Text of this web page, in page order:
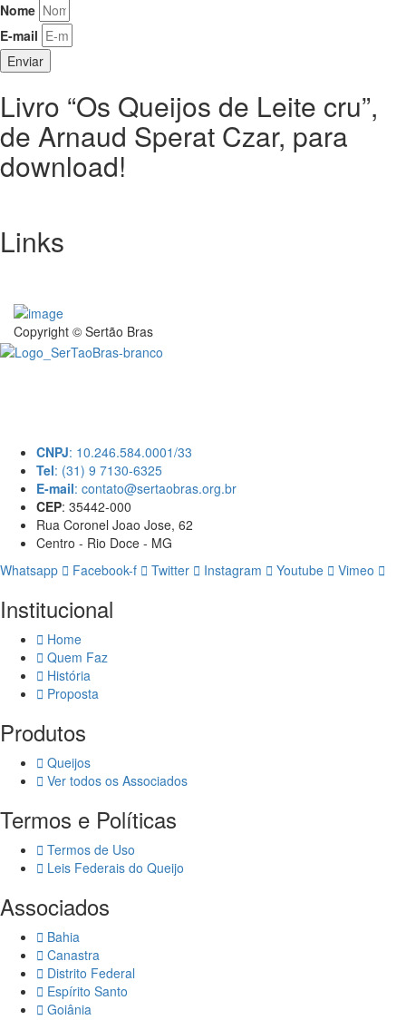
Nome
E-mail
Enviar
Livro “Os Queijos de Leite cru”,
de Arnaud Sperat Czar, para
download!
Links
Copyright © Sertão Bras
CNPJ: 10.246.584.0001/33
Tel: (31) 9 7130-6325
E-mail: contato@sertaobras.org.br
CEP: 35442-000
Rua Coronel Joao Jose, 62
Centro - Rio Doce - MG
Whatsapp
Facebook-f Twitter Instagram Youtube Vimeo
Institucional
Home
Quem Faz
História
Proposta
Produtos
Queijos
Ver todos os Associados
Termos e Políticas
Termos de Uso
Leis Federais do Queijo
Associados
Bahia
Canastra
Distrito Federal
Espírito Santo
Goiânia